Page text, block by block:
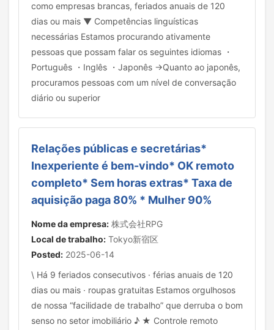
como empresas brancas, feriados anuais de 120
dias ou mais ▼ Competências linguísticas
necessárias Estamos procurando ativamente
pessoas que possam falar os seguintes idiomas ・
Português ・Inglês ・Japonês →Quanto ao japonês,
procuramos pessoas com um nível de conversação
diário ou superior
Relações públicas e secretárias*
Inexperiente é bem-vindo* OK remoto
completo* Sem horas extras* Taxa de
aquisição paga 80% * Mulher 90%
Nome da empresa: 株式会社RPG
Local de trabalho: Tokyo新宿区
Posted: 2025-06-14
\ Há 9 feriados consecutivos · férias anuais de 120
dias ou mais · roupas gratuitas Estamos orgulhosos
de nossa “facilidade de trabalho” que derruba o bom
senso no setor imobiliário ♪ ★ Controle remoto